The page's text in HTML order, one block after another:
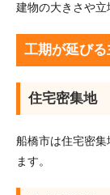
建物の大きさや立
工期が延びる
住宅密集地
船橋市は住宅密
ます。